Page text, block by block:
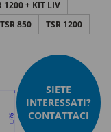
1200 + KIT LIV
TSR 850 TSR 1200
SIETE
INTERESSATI?
CONTATTACI